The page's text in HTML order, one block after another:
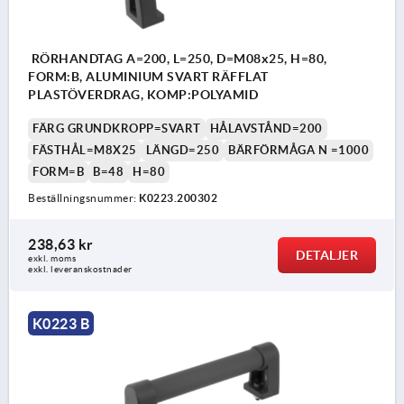
RÖRHANDTAG A=200, L=250, D=M08x25, H=80,
FORM:B, ALUMINIUM SVART RÄFFLAT
PLASTÖVERDRAG, KOMP:POLYAMID
FÄRG GRUNDKROPP=SVART
HÅLAVSTÅND=200
FÄSTHÅL=M8X25
LÄNGD=250
BÄRFÖRMÅGA N =1000
FORM=B
B=48 H=80
Beställningsnummer: K0223.200302
238,63 kr
exkl. moms
exkl. leveranskostnader
DETALJER
K0223 B